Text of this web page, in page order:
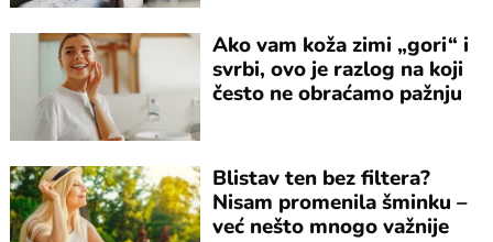
Ako vam koža zimi „gori“ i
svrbi, ovo je razlog na koji
često ne obraćamo pažnju
Blistav ten bez filtera?
Nisam promenila šminku –
već nešto mnogo važnije